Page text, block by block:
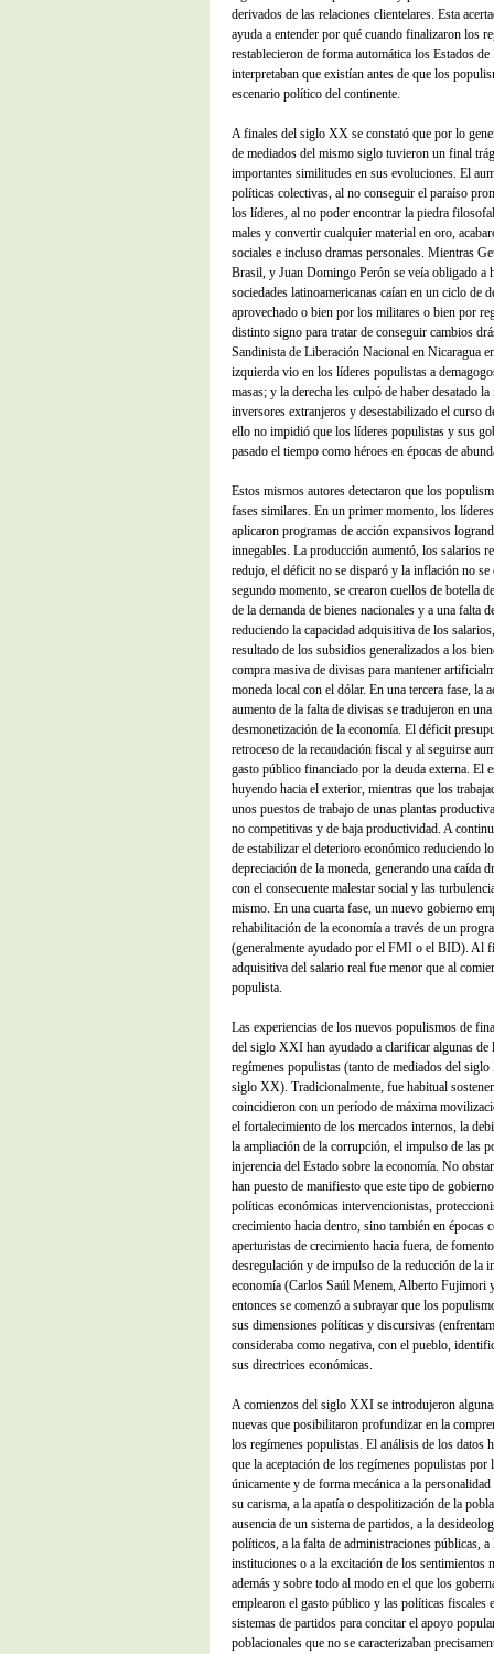
derivados de las relaciones clientelares. Esta
ayuda a entender por qué cuando finalizaron los
restablecieron de forma automática los Estados
interpretaban que existían antes de que los
escenario político del continente.
A finales del siglo XX se constató que por lo
de mediados del mismo siglo tuvieron un final
importantes similitudes en sus evoluciones. El
políticas colectivas, al no conseguir el paraíso
los líderes, al no poder encontrar la piedra
males y convertir cualquier material en oro,
sociales e incluso dramas personales. Mientras
Brasil, y Juan Domingo Perón se veía obligado a
sociedades latinoamericanas caían en un ciclo de
aprovechado o bien por los militares o bien por
distinto signo para tratar de conseguir cambios
Sandinista de Liberación Nacional en Nicaragua
izquierda vio en los líderes populistas a
masas; y la derecha les culpó de haber desatado
inversores extranjeros y desestabilizado el curso
ello no impidió que los líderes populistas y sus
pasado el tiempo como héroes en épocas de
Estos mismos autores detectaron que los
fases similares. En un primer momento, los
aplicaron programas de acción expansivos
innegables. La producción aumentó, los salarios
redujo, el déficit no se disparó y la inflación no se
segundo momento, se crearon cuellos de botella
de la demanda de bienes nacionales y a una falta
reduciendo la capacidad adquisitiva de los
resultado de los subsidios generalizados a los
compra masiva de divisas para mantener
moneda local con el dólar. En una tercera fase, la
aumento de la falta de divisas se tradujeron en
desmonetización de la economía. El déficit
retroceso de la recaudación fiscal y al seguirse
gasto público financiado por la deuda externa. El
huyendo hacia el exterior, mientras que los
unos puestos de trabajo de unas plantas
no competitivas y de baja productividad. A
de estabilizar el deterioro económico reduciendo
depreciación de la moneda, generando una caída
con el consecuente malestar social y las
mismo. En una cuarta fase, un nuevo gobierno
rehabilitación de la economía a través de un
(generalmente ayudado por el FMI o el BID). Al
adquisitiva del salario real fue menor que al
populista.
Las experiencias de los nuevos populismos de
del siglo XXI han ayudado a clarificar algunas de
regímenes populistas (tanto de mediados del
siglo XX). Tradicionalmente, fue habitual
coincidieron con un período de máxima
el fortalecimiento de los mercados internos, la
la ampliación de la corrupción, el impulso de las
injerencia del Estado sobre la economía. No
han puesto de manifiesto que este tipo de
políticas económicas intervencionistas,
crecimiento hacia dentro, sino también en épocas
aperturistas de crecimiento hacia fuera, de
desregulación y de impulso de la reducción de la
economía (Carlos Saúl Menem, Alberto Fujimori
entonces se comenzó a subrayar que los
sus dimensiones políticas y discursivas
consideraba como negativa, con el pueblo,
sus directrices económicas.
A comienzos del siglo XXI se introdujeron
nuevas que posibilitaron profundizar en la
los regímenes populistas. El análisis de los datos
que la aceptación de los regímenes populistas por
únicamente y de forma mecánica a la
su carisma, a la apatía o despolitización de la
ausencia de un sistema de partidos, a la
políticos, a la falta de administraciones públicas, a
instituciones o a la excitación de los sentimientos
además y sobre todo al modo en el que los
emplearon el gasto público y las políticas fiscales
sistemas de partidos para concitar el apoyo
poblacionales que no se caracterizaban